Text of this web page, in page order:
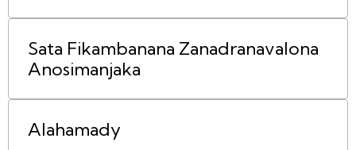
Sata Fikambanana Zanadranavalona
Anosimanjaka
Alahamady